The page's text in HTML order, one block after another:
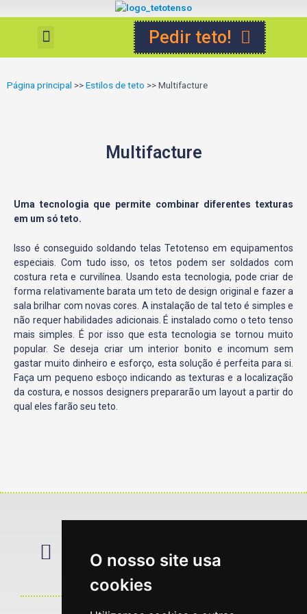
O nosso site usa
cookies
Pedir teto!
Página principal >>Estilos de teto >>Multifacture
Multifacture
Uma tecnologia que permite combinar diferentes texturas
em um só teto.
Isso é conseguido soldando telas Tetotenso em equipamentos
especiais. Com tudo isso, os tetos podem ser soldados com
costura reta e curvilínea. Usando esta tecnologia, pode criar de
forma relativamente barata um teto de design original e fazer a
sala brilhar com novas cores. A instalação de tal teto é simples e
não requer habilidades adicionais. É instalado como o teto tenso
mais simples. É por isso que esta tecnologia se tornou muito
popular. Se deseja criar um interior bonito e incomum sem
gastar muito dinheiro e esforço, esta solução é perfeita para si.
Faça um pequeno esboço indicando as texturas e a localização
da costura, e nossos designers prepararão um layout a partir do
qual eles farão seu teto.
(Chamada para a rede móvel nacional)